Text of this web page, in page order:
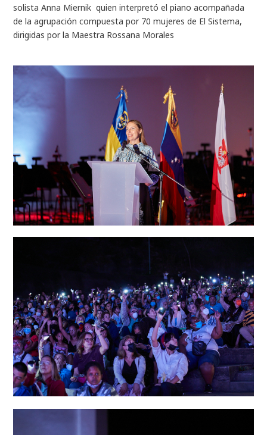
solista Anna Miernik quien interpretó el piano acompañada
de la agrupación compuesta por 70 mujeres de El Sistema,
dirigidas por la Maestra Rossana Morales